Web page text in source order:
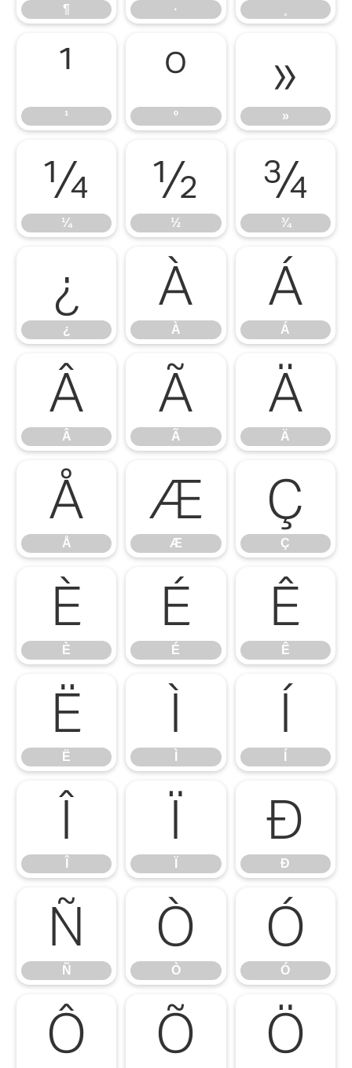
¶ ·
¹
¹
º
º
»
»
¼
¼
½
½
¾
¾
¿
¿
À
À
Á
Á
Â
Â
Ã
Ã
Ä
Ä
Å
Å
Æ
Æ
Ç
Ç
È
È
É
É
Ê
Ê
Ë
Ë
Ì Í
Î Ï Ð
Ð
Ñ
Ñ
Ò
Ò
Ó
Ó
Ô Õ Ö